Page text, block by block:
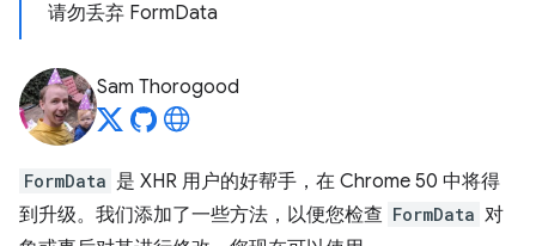
请勿丢弃 FormData
Sam Thorogood
FormData 是 XHR 用户的好帮手，在 Chrome 50 中将得
到升级。我们添加了一些方法，以便您检查 FormData 对